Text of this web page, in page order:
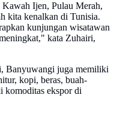
Ijen, Pulau Merah,
kita kenalkan di Tunisia.
kunjungan wisatawan
kata Zuhairi,
Banyuwangi juga memiliki
kopi, beras, buah-
komoditas ekspor di